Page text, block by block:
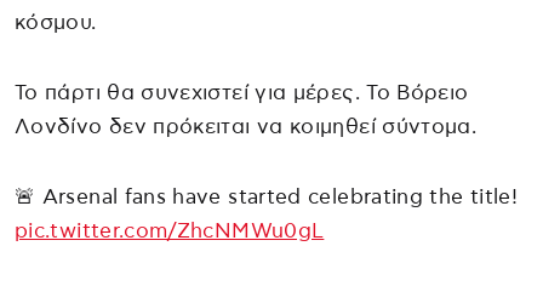
κόσμου.
Το πάρτι θα συνεχιστεί για μέρες. Το Βόρειο
Λονδίνο δεν πρόκειται να κοιμηθεί σύντομα.
🚨 Arsenal fans have started celebrating the title!
pic.twitter.com/ZhcNMWu0gL